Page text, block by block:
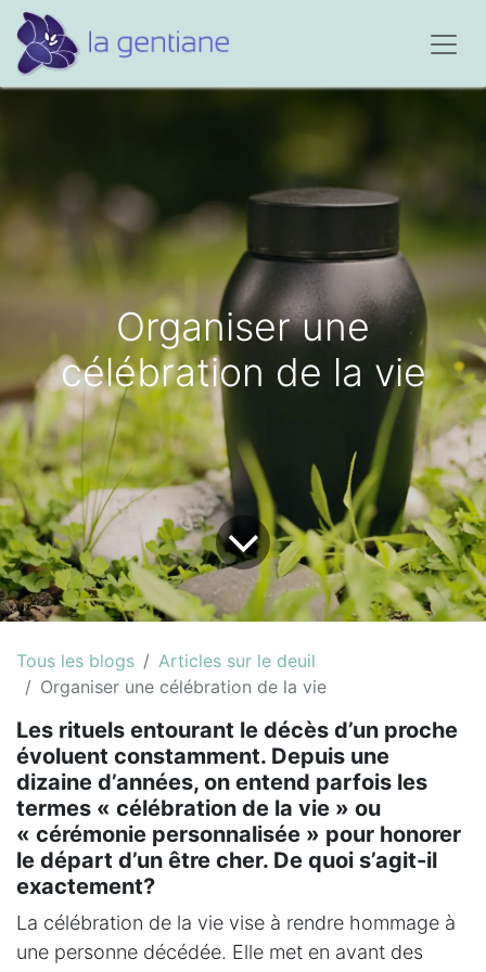
Organiser une
célébration de la vie
Tous les blogs
Articles sur le deuil
Organiser une célébration de la vie
Les rituels entourant le décès d’un proche
évoluent constamment. Depuis une
dizaine d’années, on entend parfois les
termes « célébration de la vie » ou
« cérémonie personnalisée » pour honorer
le départ d’un être cher. De quoi s’agit-il
exactement?
La célébration de la vie vise à rendre hommage à
une personne décédée. Elle met en avant des